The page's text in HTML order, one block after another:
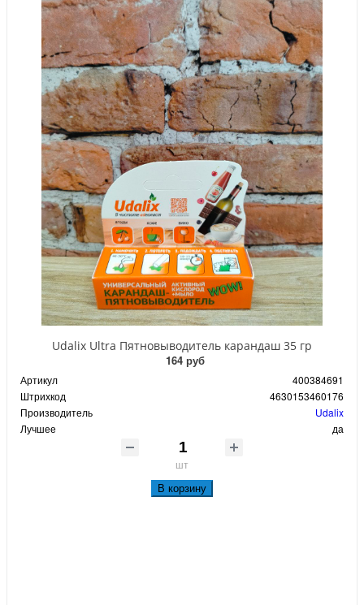
Udalix Ultra Пятновыводитель карандаш 35 гр
164 руб
Артикул
400384691
Штрихкод
4630153460176
Производитель
Udalix
Лучшее
да
шт
В корзину